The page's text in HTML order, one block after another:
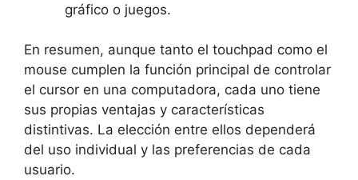
gráfico o ⁢juegos.
En resumen, aunque tanto el touchpad como ‍el
mouse cumplen la función principal de controlar
el ‍cursor en una ‍computadora, cada uno tiene
sus ⁢propias ‍ventajas y características
distintivas. La elección entre ⁣ellos dependerá‌
del ⁣uso individual y‌ las preferencias de cada
usuario.